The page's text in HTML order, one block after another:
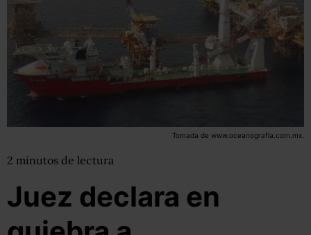
Tomada de www.oceanografia.com.mx.
2 minutos de lectura
Juez declara en